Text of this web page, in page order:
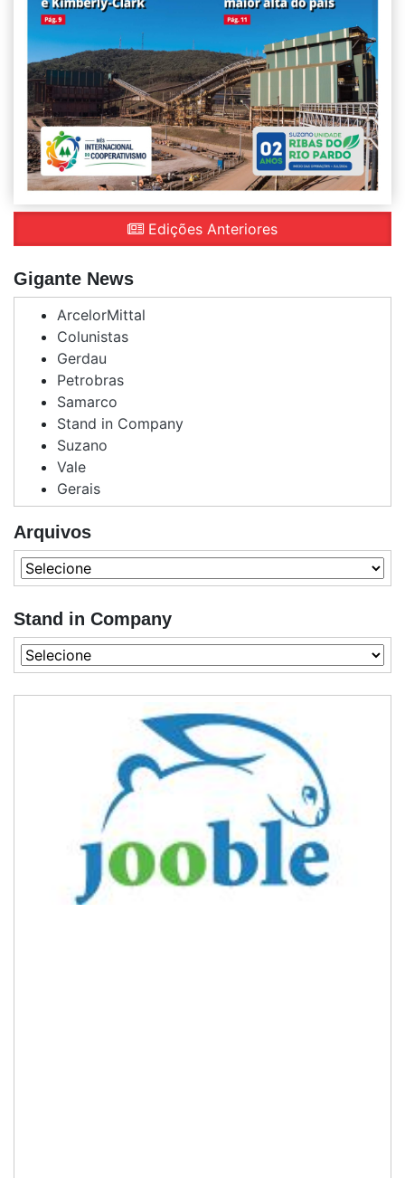
Edições Anteriores
Gigante News
ArcelorMittal
Colunistas
Gerdau
Petrobras
Samarco
Stand in Company
Suzano
Vale
Gerais
Arquivos
Stand in Company